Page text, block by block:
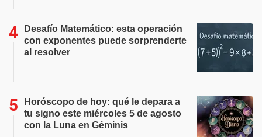
Desafío Matemático: esta operación
con exponentes puede sorprenderte
al resolver
Horóscopo de hoy: qué le depara a
tu signo este miércoles 5 de agosto
con la Luna en Géminis